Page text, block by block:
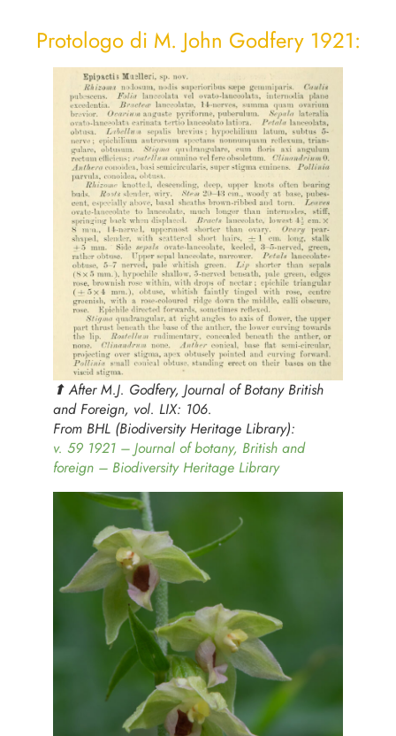
Protologo di M. John Godfery 1921:
⬆︎ After M.J. Godfery, Journal of Botany British
and Foreign, vol. LIX: 106.
From BHL (Biodiversity Heritage Library):
v. 59 1921 – Journal of botany, British and
foreign – Biodiversity Heritage Library